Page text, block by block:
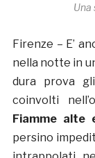
Una
Firenze – E’
nella notte in
dura prova
coinvolti
Fiamme alte
persino